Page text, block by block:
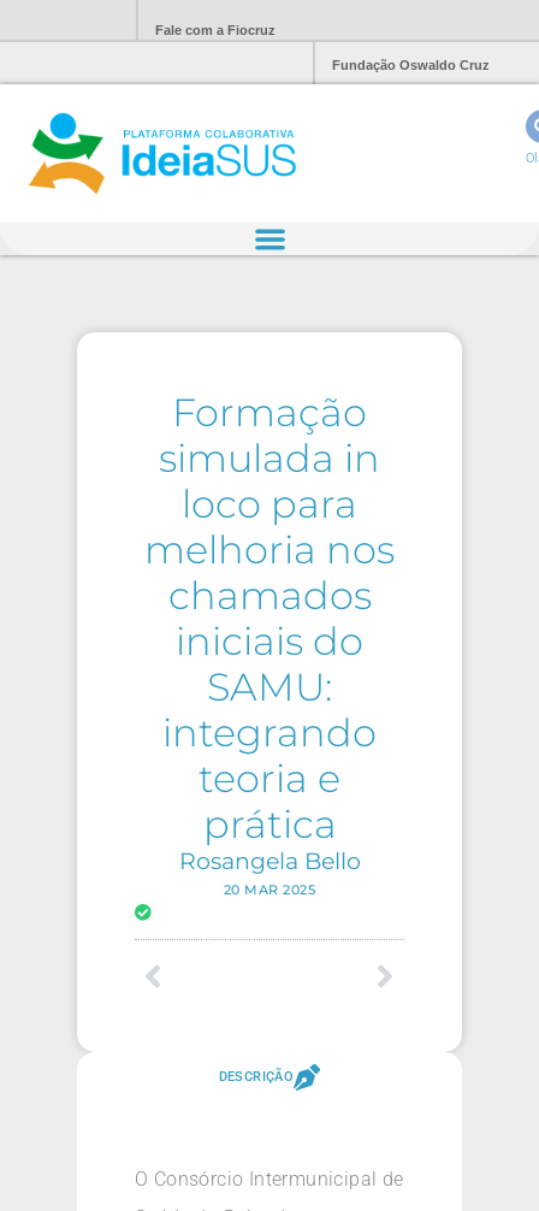
Fale com a Fiocruz
Fundação Oswaldo Cruz
Formação
simulada in
loco para
melhoria nos
chamados
iniciais do
SAMU:
integrando
teoria e
prática
Rosangela Bello
20 MAR 2025
DESCRIÇÃO
O Consórcio Intermunicipal de